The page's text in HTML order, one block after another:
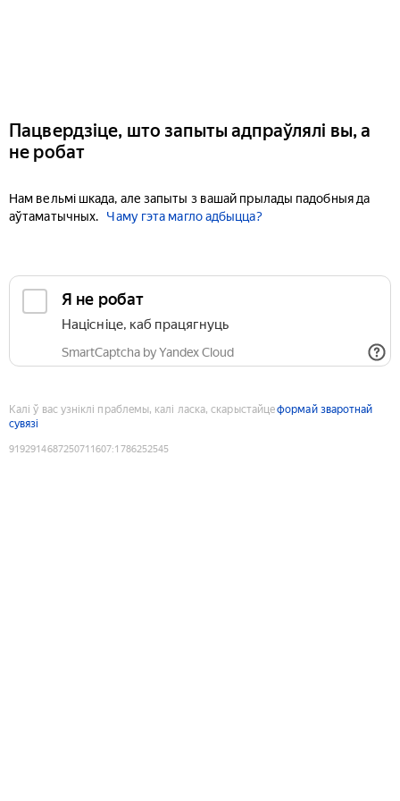
Пацвердзіце, што запыты адпраўлялі вы, а
не робат
Нам вельмі шкада, але запыты з вашай прылады падобныя да
аўтаматычных.
Чаму гэта магло адбыцца?
Я не робат
Націсніце, каб працягнуць
SmartCaptcha by Yandex Cloud
Калі ў вас узніклі праблемы, калі ласка, скарыстайцеформай зваротнай
сувязі
9192914687250711607:1786252545